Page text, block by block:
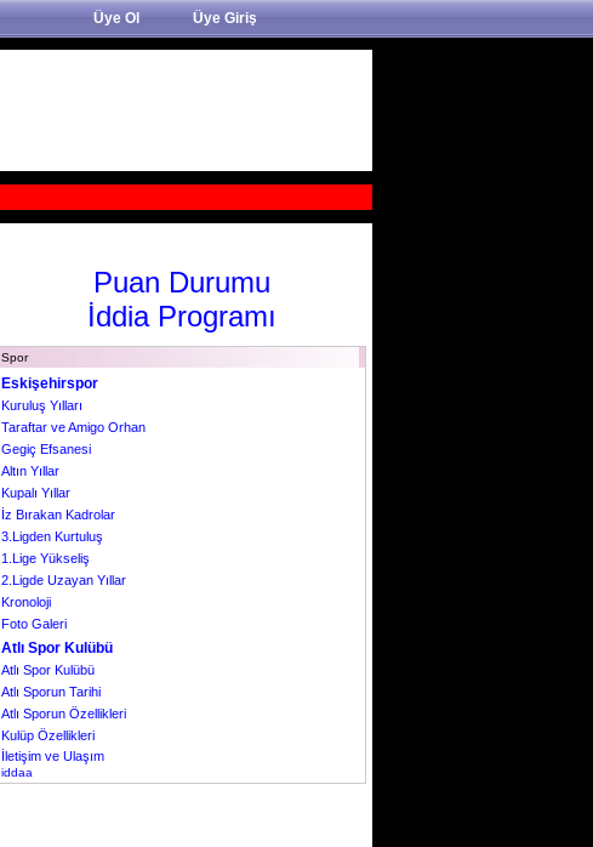
Üye Ol Üye Giriş
Puan Durumu
İddia Programı
Spor
Eskişehirspor
Kuruluş Yılları
Taraftar ve Amigo Orhan
Gegiç Efsanesi
Altın Yıllar
Kupalı Yıllar
İz Bırakan Kadrolar
3.Ligden Kurtuluş
1.Lige Yükseliş
2.Ligde Uzayan Yıllar
Kronoloji
Foto Galeri
Atlı Spor Kulübü
Atlı Spor Kulübü
Atlı Sporun Tarihi
Atlı Sporun Özellikleri
Kulüp Özellikleri
İletişim ve Ulaşım
iddaa